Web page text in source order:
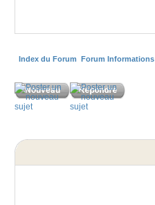
Index du Forum Forum Informations